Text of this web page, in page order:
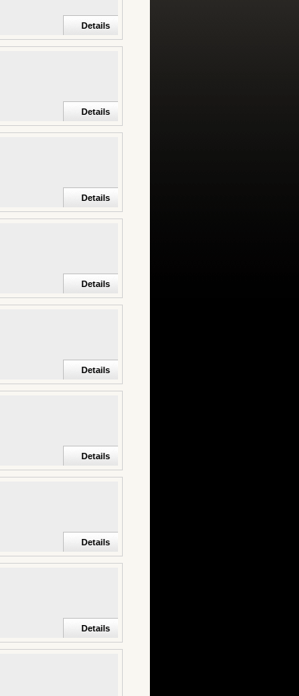
Details
Details
Details
Details
Details
Details
Details
Details